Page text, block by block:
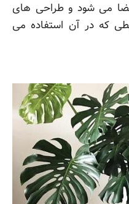
فضا می شود و طراحی های
که در آن استفاده می